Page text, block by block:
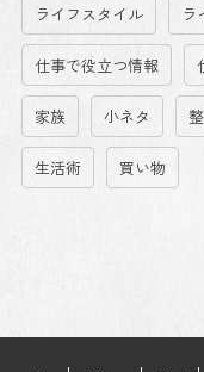
ライフスタイル ラ
仕事で役立つ情報
家族 小ネタ
生活術 買い物